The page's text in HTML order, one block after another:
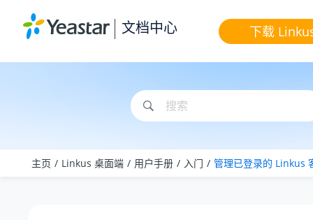
文档中心 下载
主页 Linkus 桌面端 用户手册 入门 管理已登录的 Linkus